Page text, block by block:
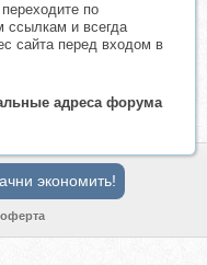
по
ссылкам и всегда
сайта перед входом в
адреса форума
(Евгений Жаринов)
России в ХХ
>
экономить!